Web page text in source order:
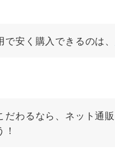
で安く購入できるのは、
だわるなら、ネット通